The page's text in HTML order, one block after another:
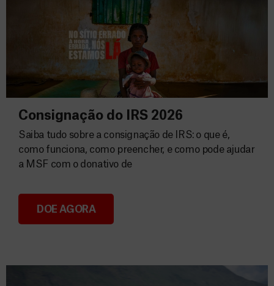
Consignação do IRS 2026
Consignação do IRS 2026
Saiba tudo sobre a consignação de IRS: o que é,
como funciona, como preencher, e como pode ajudar
a MSF com o donativo de
DOE AGORA